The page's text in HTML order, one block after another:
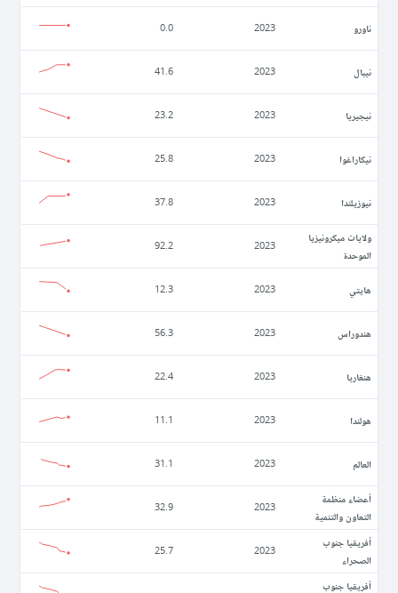
ناورو 2023
0.0
نيبال 2023
41.6
نيجيريا 2023
23.2
نيكاراغوا 2023
25.8
نيوزيلندا 2023
37.8
ولايات ميكرونيزيا
الموحدة
2023
92.2
ھايتي 2023
12.3
ھندوراس 2023
56.3
ھنغاريا 2023
22.4
ھولندا 2023
11.1
العالم 2023
31.1
أعضاء منظمة
التعاون والتنمية
2023
32.9
أفريقيا جنوب
الصحراء
2023
25.7
أفريقيا جنوب